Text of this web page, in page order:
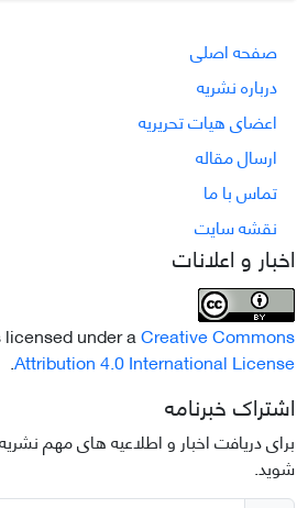
صفحه اصلی
درباره نشریه
اعضای هیات تحریریه
ارسال مقاله
تماس با ما
نقشه سایت
اخبار و اعلانات
under aCreative Commons
Attribution 4.0 International License
.
اشتراک خبرنامه
برای دریافت اخبار و اطلاعیه های مهم
شوید.